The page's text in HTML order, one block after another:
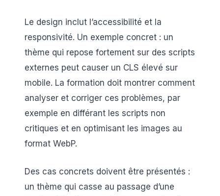
Le design inclut l’accessibilité et la
responsivité. Un exemple concret : un
thème qui repose fortement sur des scripts
externes peut causer un CLS élevé sur
mobile. La formation doit montrer comment
analyser et corriger ces problèmes, par
exemple en différant les scripts non
critiques et en optimisant les images au
format WebP.
Des cas concrets doivent être présentés :
un thème qui casse au passage d’une